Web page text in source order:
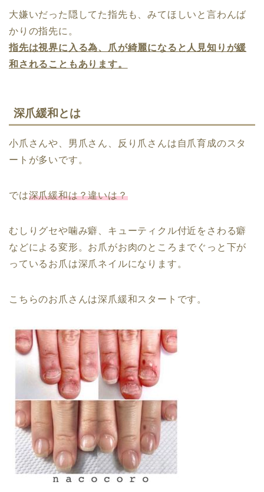
大嫌いだった隠してた指先も、みてほしいと言わんば
かりの指先に。
指先は視界に入る為、爪が綺麗になると人見知りが緩
和されることもあります。
深爪緩和とは
小爪さんや、男爪さん、反り爪さんは自爪育成のスタ
ートが多いです。
では深爪緩和は？違いは？
むしりグセや噛み癖、キューティクル付近をさわる癖
などによる変形。お爪がお肉のところまでぐっと下が
っているお爪は深爪ネイルになります。
こちらのお爪さんは深爪緩和スタートです。